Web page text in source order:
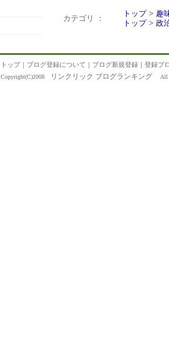
カテゴリ ：
トップ> 趣
トップ> 政
トップ｜ ブログ登録について ｜ ブログ新規登録 ｜ 登録ブ
Copyright(C)2008 リンクリック ブログランキング All